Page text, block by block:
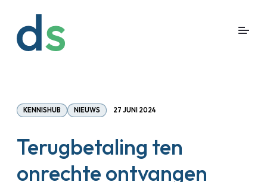
KENNISHUB NIEUWS 27 JUNI 2024
Terugbetaling ten
onrechte ontvangen